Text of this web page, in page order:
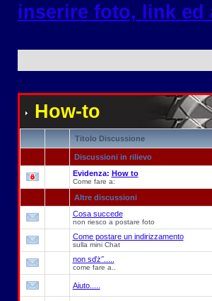
inserire foto, link ed
How-to
Titolo Discussione
Discussioni in rilievo
Evidenza: How to
Come fare a:
Altre discussioni
Cosa succede
non riesco a postare foto
Come postare un indirizzamento
sulla mini Chat
non sďż˝.....
come fare a..
Aiuto.....